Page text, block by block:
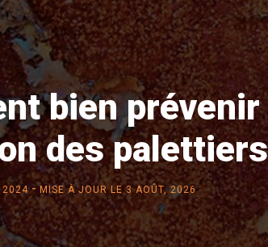
bien
des palettiers
2024-MISE À JOUR LE 3 AOÛT, 2026